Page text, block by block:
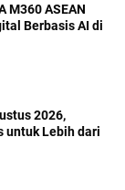
M360 ASEAN
Berbasis AI di
2026,
untuk Lebih dari